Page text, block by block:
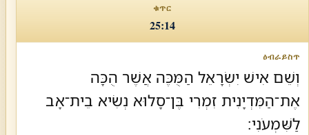
25:14
וְשֵׁם אִישׁ יִשְׂרָאֵל הַמֻּכֶּה אֲשֶׁר הֻכָּה
אֶת־הַמִּדְיָנִית זִמְרִי בֶּן־סָלוּא נְשִׂיא בֵית־אָב
לַשִּׁמְעֹנִי׃